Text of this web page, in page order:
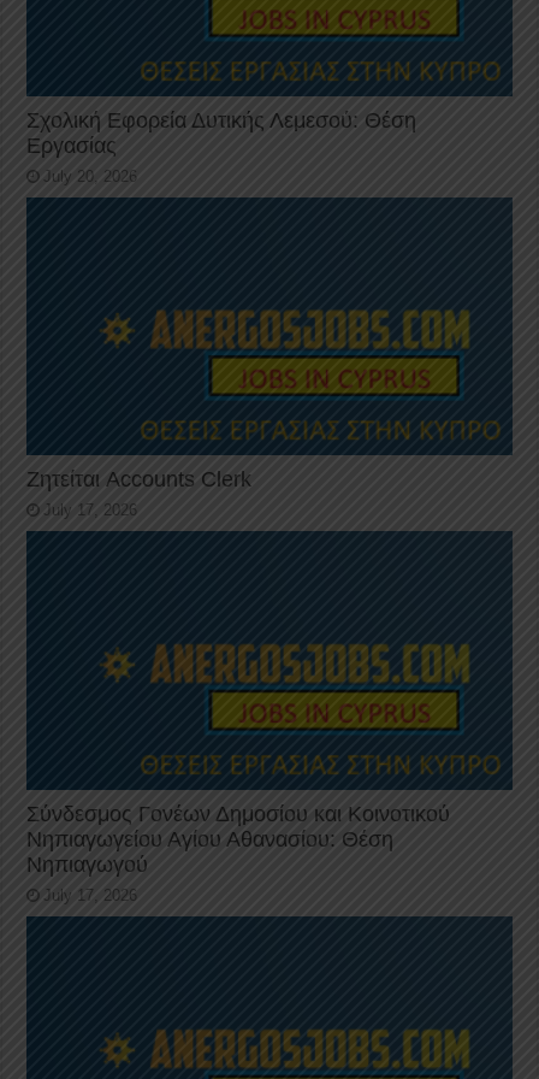
Σχολική Εφορεία Δυτικής Λεμεσού: Θέση
Εργασίας
July 20, 2026
Ζητείται Accounts Clerk
July 17, 2026
Σύνδεσμος Γονέων Δημοσίου και Κοινοτικού
Νηπιαγωγείου Αγίου Αθανασίου: Θέση
Νηπιαγωγού
July 17, 2026